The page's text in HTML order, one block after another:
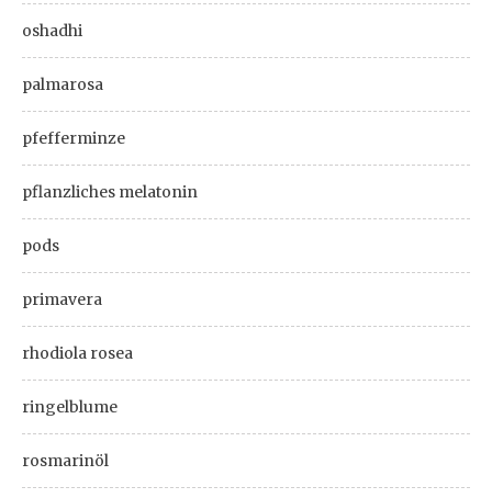
oshadhi
palmarosa
pfefferminze
pflanzliches melatonin
pods
primavera
rhodiola rosea
ringelblume
rosmarinöl